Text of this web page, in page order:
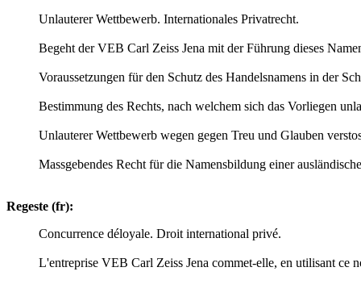
Unlauterer Wettbewerb. Internationales Privatrecht.
Begeht der VEB Carl Zeiss Jena mit der Führung dieses
Voraussetzungen für den Schutz des Handelsnamens in der
Bestimmung des Rechts, nach welchem sich das Vorliegen
Unlauterer Wettbewerb wegen gegen Treu und Glauben
Massgebendes Recht für die Namensbildung einer
Regeste (fr):
Concurrence déloyale. Droit international privé.
L'entreprise VEB Carl Zeiss Jena commet-elle, en utilisant ce